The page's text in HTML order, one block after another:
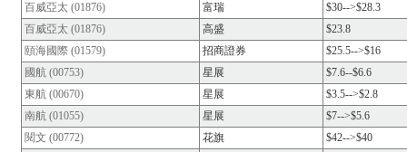
百威亞太 (01876)
富瑞
$30-->$28.3
百威亞太 (01876)
高盛
$23.8
頤海國際 (01579)
招商證券
$25.5-->$16
國航 (00753)
星展
$7.6--$6.6
東航 (00670)
星展
$3.5-->$2.8
南航 (01055)
星展
$7-->$5.6
閱文 (00772)
花旗
$42-->$40